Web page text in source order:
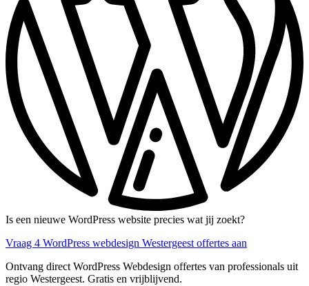
Is een nieuwe WordPress website precies wat jij zoekt?
Vraag 4 WordPress webdesign Westergeest offertes aan
Ontvang direct WordPress Webdesign offertes van professionals uit
regio Westergeest. Gratis en vrijblijvend.